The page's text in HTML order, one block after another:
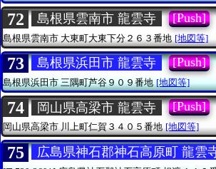
72 島根県雲南市 龍雲寺 [Push]
島根県雲南市 大東町大東下分２６３番地 [地図等]
73 島根県浜田市 龍雲寺 [Push]
島根県浜田市三隅町芦谷９０９番地 [地図等]
74 岡山県高梁市 龍雲寺 [Push]
岡山県高梁市川上町仁賀３４０５番地 [地図等]
75 広島県神石郡神石高原町 龍雲